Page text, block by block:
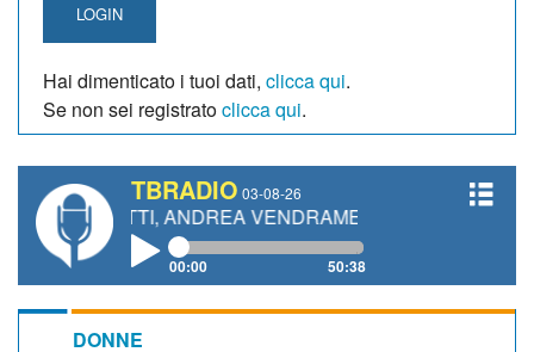
LOGIN
Hai dimenticato i tuoi dati, clicca qui.
Se non sei registratoclicca qui.
TBRADIO 03-08-26
ANDREA VENDRAME, FILIPPO FIORELLI
00:00 50:38
DONNE